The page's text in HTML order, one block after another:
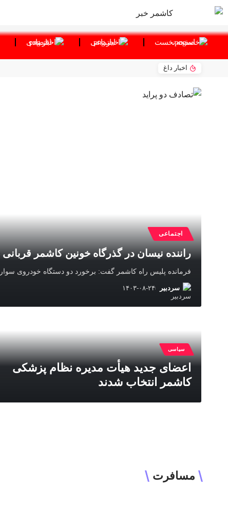
صفحه نخست اجتماعی اقتصادی
اخبار داغ
اجتماعی
راننده نیسان در گذرگاه خونین کاشمر
فرمانده پلیس راه کاشمر گفت: برخورد دو دستگاه خودروی
سردبیر ۱۴۰۳-۰۸-۲۴
سیاسی
اعضای جدید هیأت مدیره نظام پزشکی
کاشمر انتخاب شدند
مسافرت